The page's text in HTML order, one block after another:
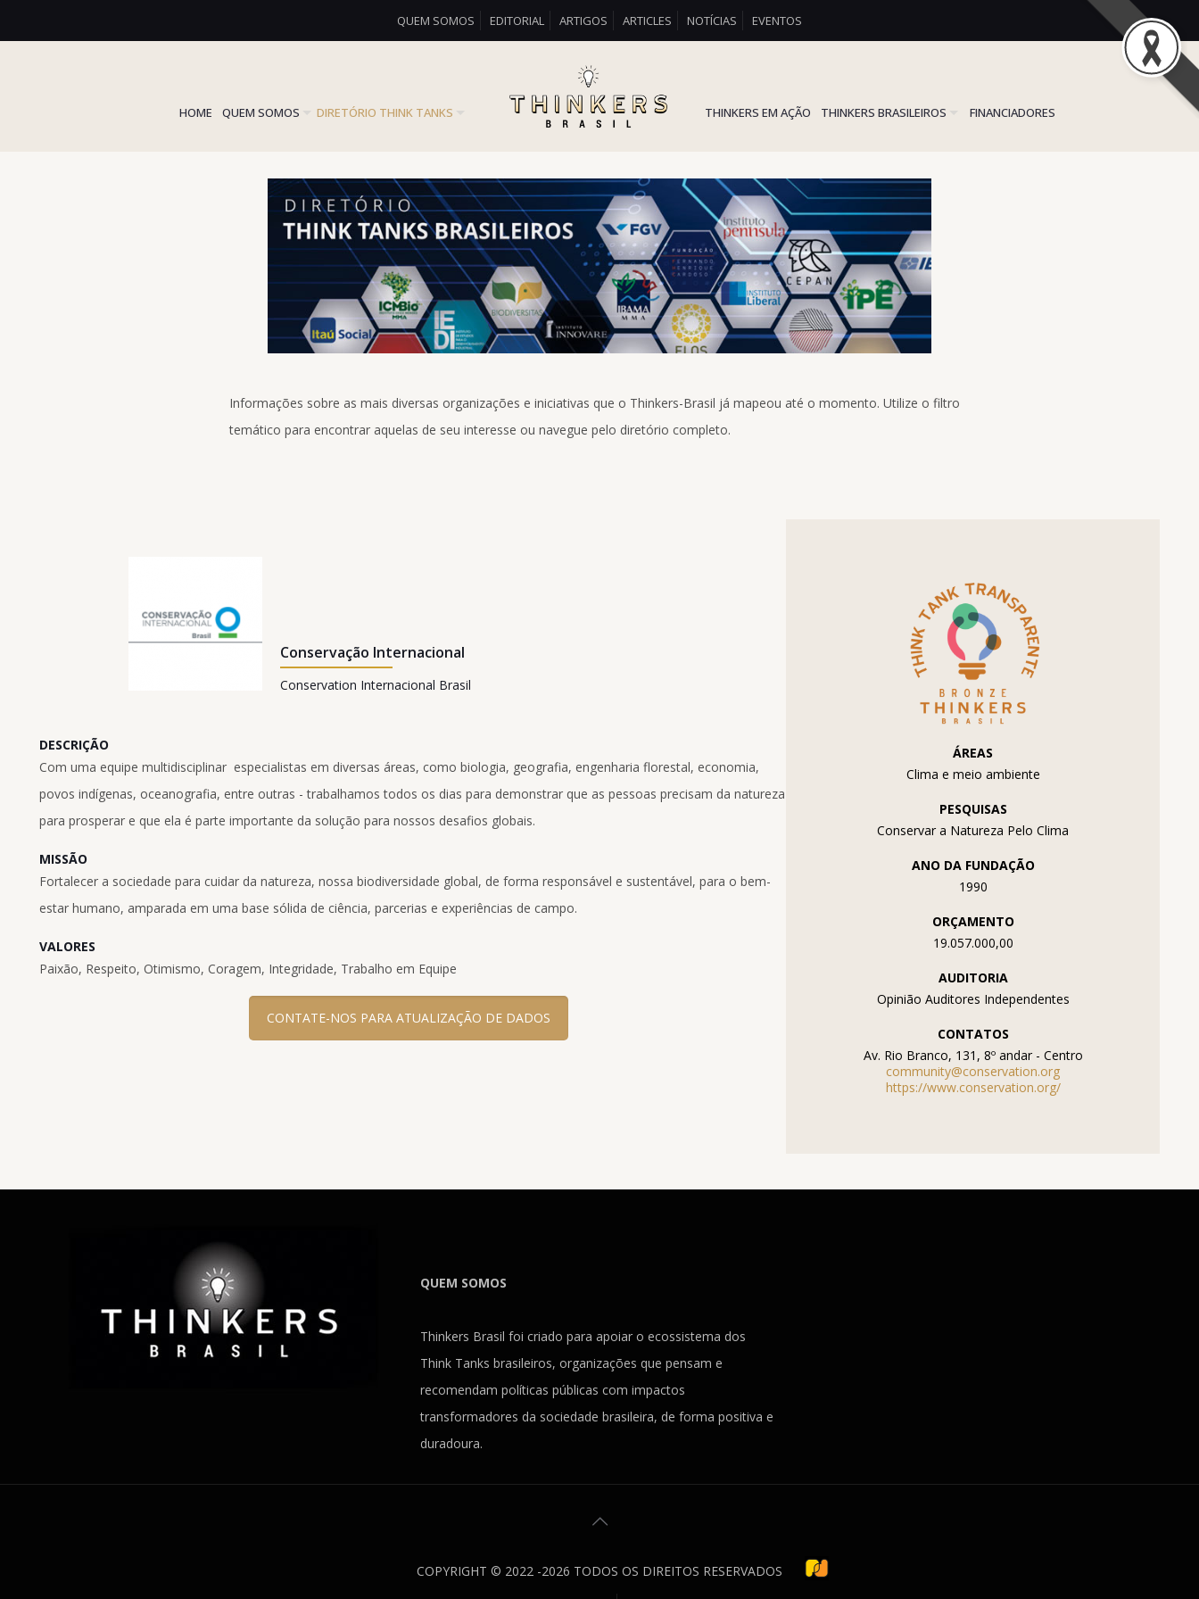
QUEM SOMOS EDITORIAL ARTIGOS ARTICLES NOTÍCIAS EVENTOS
HOME QUEM SOMOS DIRETÓRIO THINK TANKS THINKERS EM AÇÃO THINKERS BRASILEIROS FINANCIADORES
Informações sobre as mais diversas organizações e iniciativas que o Thinkers-Brasil já mapeou até o momento. Utilize o filtro
temático para encontrar aquelas de seu interesse ou navegue pelo diretório completo.
Conservação Internacional
Conservation Internacional Brasil
DESCRIÇÃO
Com uma equipe multidisciplinar  especialistas em diversas áreas, como biologia, geografia, engenharia florestal, economia,
povos indígenas, oceanografia, entre outras - trabalhamos todos os dias para demonstrar que as pessoas precisam da natureza
para prosperar e que ela é parte importante da solução para nossos desafios globais.
MISSÃO
Fortalecer a sociedade para cuidar da natureza, nossa biodiversidade global, de forma responsável e sustentável, para o bem-
estar humano, amparada em uma base sólida de ciência, parcerias e experiências de campo.
VALORES
Paixão, Respeito, Otimismo, Coragem, Integridade, Trabalho em Equipe
CONTATE-NOS PARA ATUALIZAÇÃO DE DADOS
ÁREAS
Clima e meio ambiente
PESQUISAS
Conservar a Natureza Pelo Clima
ANO DA FUNDAÇÃO
1990
ORÇAMENTO
19.057.000,00
AUDITORIA
Opinião Auditores Independentes
CONTATOS
Av. Rio Branco, 131, 8º andar - Centro
community@conservation.org
https://www.conservation.org/
QUEM SOMOS
Thinkers Brasil foi criado para apoiar o ecossistema dos
Think Tanks brasileiros, organizações que pensam e
recomendam políticas públicas com impactos
transformadores da sociedade brasileira, de forma positiva e
duradoura.
COPYRIGHT © 2022 -2026 TODOS OS DIREITOS RESERVADOS